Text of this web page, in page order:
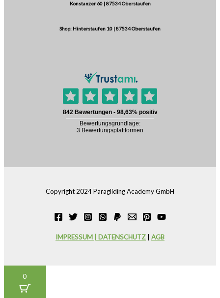
Konstanzer 60 | 87534 Oberstaufen
Shop: Hinterstaufen 10 | 87534 Oberstaufen
Copyright 2024 Paragliding Academy GmbH
IMPRESSUM | DATENSCHUTZ AGB
0